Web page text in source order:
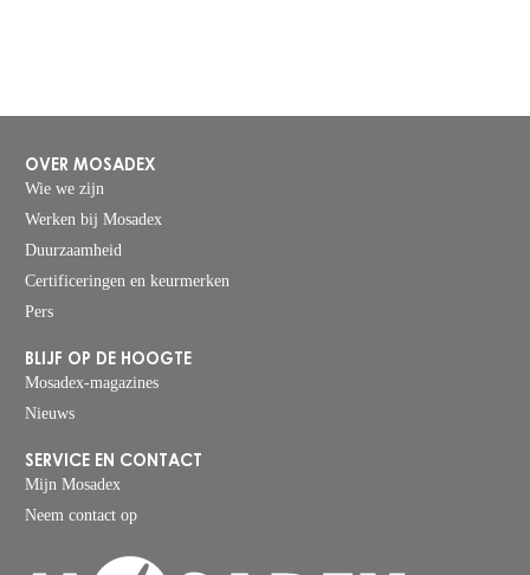
OVER MOSADEX
Wie we zijn
Werken bij Mosadex
Duurzaamheid
Certificeringen en keurmerken
Pers
BLIJF OP DE HOOGTE
Mosadex-magazines
Nieuws
SERVICE EN CONTACT
Mijn Mosadex
Neem contact op